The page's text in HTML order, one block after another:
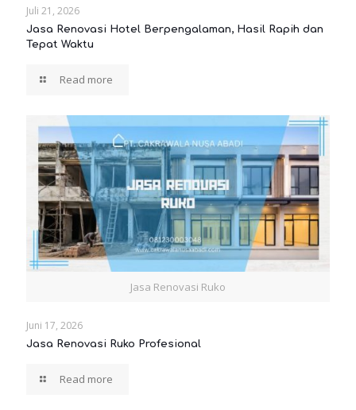
Juli 21, 2026
Jasa Renovasi Hotel Berpengalaman, Hasil Rapih dan
Tepat Waktu
Read more
Jasa Renovasi Ruko
Juni 17, 2026
Jasa Renovasi Ruko Profesional
Read more